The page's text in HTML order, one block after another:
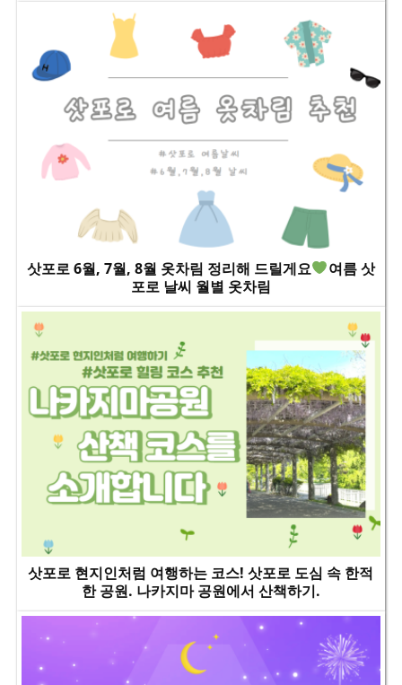
삿포로 6월, 7월, 8월 옷차림 정리해 드릴게요
여름 삿
포로 날씨 월별 옷차림
삿포로 현지인처럼 여행하는 코스! 삿포로 도심 속 한적
한 공원. 나카지마 공원에서 산책하기.